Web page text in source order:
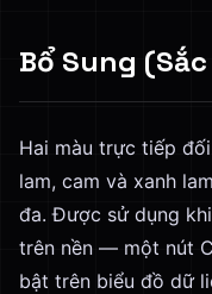
Bổ Sung
Hai màu trực tiếp
lam, cam và xanh
đa. Được sử dụng
trên nền — một nút
bật trên biểu đồ dữ